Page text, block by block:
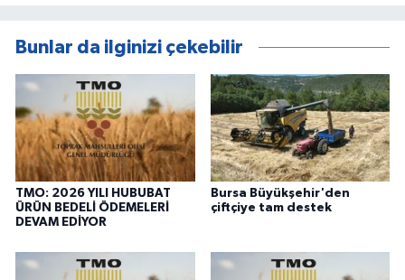
Bunlar da ilginizi çekebilir
TMO: 2026 YILI HUBUBAT
ÜRÜN BEDELİ ÖDEMELERİ
DEVAM EDİYOR
Bursa Büyükşehir'den
çiftçiye tam destek